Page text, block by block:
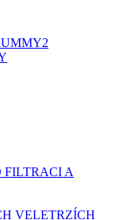
FILTRACI A
VELETRZÍCH